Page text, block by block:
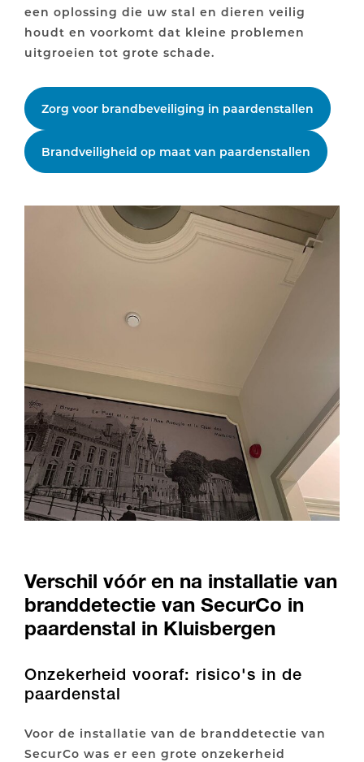
een oplossing die uw stal en dieren veilig
houdt en voorkomt dat kleine problemen
uitgroeien tot grote schade.
Zorg voor brandbeveiliging in paardenstallen
Brandveiligheid op maat van paardenstallen
Verschil vóór en na installatie van
branddetectie van SecurCo in
paardenstal in Kluisbergen
Onzekerheid vooraf: risico's in de
paardenstal
Voor de installatie van de branddetectie van
SecurCo was er een grote onzekerheid